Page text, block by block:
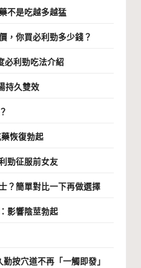
不是吃越多越猛
，你買必利勁多少錢？
必利勁吃法介紹
持久雙效
恢復勃起
勁征服前女友
？簡單對比一下再做選擇
影響陰莖勃起
按穴道不再「一觸即發」